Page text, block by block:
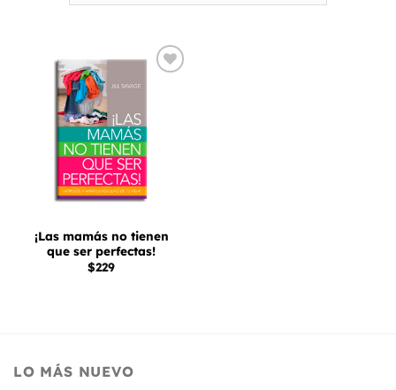
¡Las mamás no tienen
que ser perfectas!
$229
LO MÁS NUEVO